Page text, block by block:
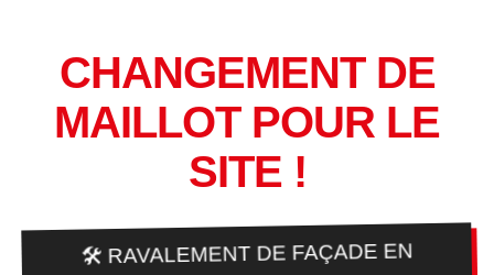
CHANGEMENT DE
MAILLOT POUR LE
SITE !
🛠️ RAVALEMENT DE FAÇADE EN